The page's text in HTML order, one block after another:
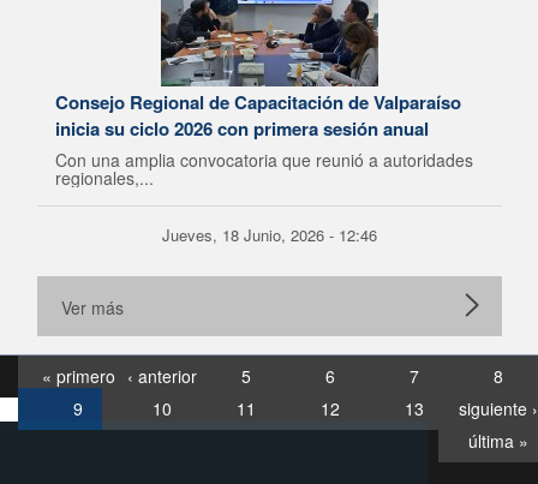
Consejo Regional de Capacitación de Valparaíso
inicia su ciclo 2026 con primera sesión anual
Con una amplia convocatoria que reunió a autoridades
regionales,...
Jueves, 18 Junio, 2026 - 12:46
Ver más
« primero ‹ anterior 5 6 7
8
9
10 11 12 13
siguiente ›
última »